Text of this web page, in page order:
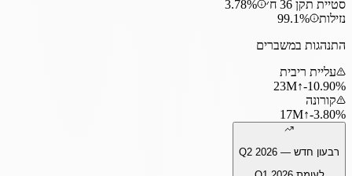
סטיית תקן 36 ח׳
3.78%
נזילות
99.1%
התנהגות במשברים
עליית ריבית
‎-10.90%
↑
23M
קורונה
‎-3.80%
↑
17M
רבעון חדש — Q2 2026